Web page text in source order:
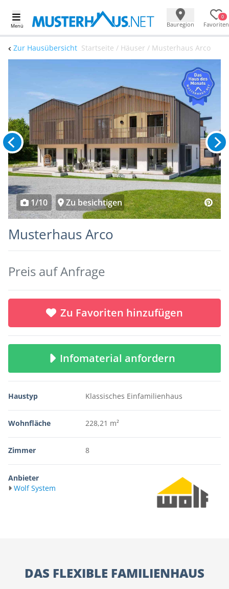
Menü Bauregion
0
Favoriten
Zur Hausübersicht Startseite / Häuser / Musterhaus Arco
1/10 Zu besichtigen
Musterhaus Arco
Preis auf Anfrage
Zu Favoriten hinzufügen
Infomaterial anfordern
Haustyp Klassisches Einfamilienhaus
Wohnfläche 228,21 m²
Zimmer 8
Anbieter
Wolf System
DAS FLEXIBLE FAMILIENHAUS